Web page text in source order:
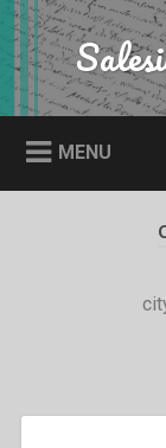
Skip
to
content
Search
MENU